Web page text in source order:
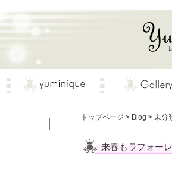
トップページ > Blog > 未分
来春もラフォー